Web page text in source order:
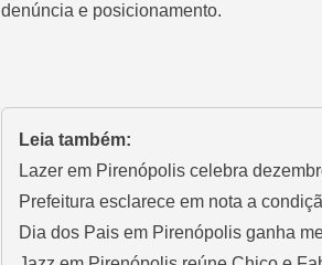
denúncia e posicionamento.
Leia também:
Lazer em Pirenópolis celebra
Prefeitura esclarece em nota a
Dia dos Pais em Pirenópolis ganha